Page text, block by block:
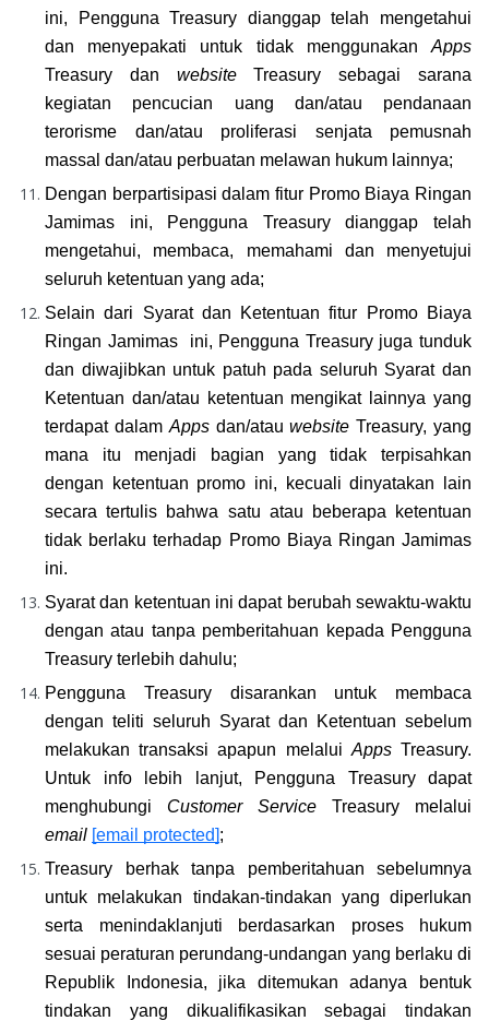
ini, Pengguna Treasury dianggap telah mengetahui
dan menyepakati untuk tidak menggunakan
Treasury dan website Treasury sebagai sarana
kegiatan pencucian uang dan/atau pendanaan
terorisme dan/atau proliferasi senjata pemusnah
massal dan/atau perbuatan melawan hukum lainnya;
Dengan berpartisipasi dalam fitur Promo Biaya Ringan
Jamimas ini, Pengguna Treasury dianggap telah
mengetahui, membaca, memahami dan menyetujui
seluruh ketentuan yang ada;
Selain dari Syarat dan Ketentuan fitur Promo Biaya
Ringan Jamimas  ini, Pengguna Treasury juga tunduk
dan diwajibkan untuk patuh pada seluruh Syarat dan
Ketentuan dan/atau ketentuan mengikat lainnya yang
terdapat dalam Apps dan/atau website Treasury, yang
mana itu menjadi bagian yang tidak terpisahkan
dengan ketentuan promo ini, kecuali dinyatakan lain
secara tertulis bahwa satu atau beberapa ketentuan
tidak berlaku terhadap Promo Biaya Ringan Jamimas
ini.
Syarat dan ketentuan ini dapat berubah sewaktu-waktu
dengan atau tanpa pemberitahuan kepada Pengguna
Treasury terlebih dahulu;
Pengguna Treasury disarankan untuk membaca
dengan teliti seluruh Syarat dan Ketentuan sebelum
melakukan transaksi apapun melalui Apps Treasury.
Untuk info lebih lanjut, Pengguna Treasury dapat
menghubungi Customer Service
email [email protected];
Treasury berhak tanpa pemberitahuan sebelumnya
untuk melakukan tindakan-tindakan yang diperlukan
serta menindaklanjuti berdasarkan proses hukum
sesuai peraturan perundang-undangan yang berlaku di
Republik Indonesia, jika ditemukan adanya bentuk
tindakan yang dikualifikasikan sebagai tindakan